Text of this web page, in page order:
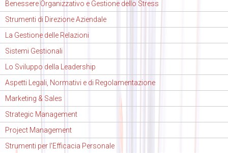
Benessere Organizzativo e Gestione dello Stress
Strumenti di Direzione Aziendale
La Gestione delle Relazioni
Sistemi Gestionali
Lo Sviluppo della Leadership
Aspetti Legali, Normativi e di Regolamentazione
Marketing & Sales
Strategic Management
Project Management
Strumenti per l'Efficacia Personale